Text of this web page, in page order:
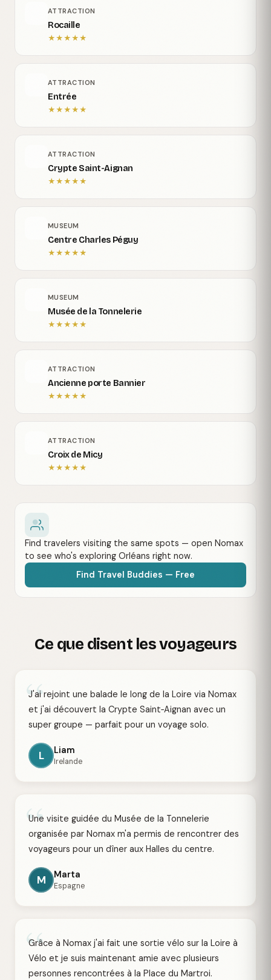
ATTRACTION
Rocaille
★★★★★
ATTRACTION
Entrée
★★★★★
ATTRACTION
Crypte Saint-Aignan
★★★★★
MUSEUM
Centre Charles Péguy
★★★★★
MUSEUM
Musée de la Tonnelerie
★★★★★
ATTRACTION
Ancienne porte Bannier
★★★★★
ATTRACTION
Croix de Micy
★★★★★
Find travelers visiting the same spots — open Nomax
to see who's exploring Orléans right now.
Find Travel Buddies — Free
Ce que disent les voyageurs
“
J'ai rejoint une balade le long de la Loire via Nomax
et j'ai découvert la Crypte Saint‑Aignan avec un
super groupe — parfait pour un voyage solo.
L Liam
Irelande
“
Une visite guidée du Musée de la Tonnelerie
organisée par Nomax m'a permis de rencontrer des
voyageurs pour un dîner aux Halles du centre.
M Marta
Espagne
“
Grâce à Nomax j'ai fait une sortie vélo sur la Loire à
Vélo et je suis maintenant amie avec plusieurs
personnes rencontrées à la Place du Martroi.